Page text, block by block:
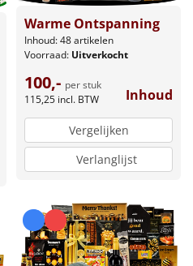
Warme Ontspanning
Inhoud: 48 artikelen
Voorraad: Uitverkocht
100,- per stuk
115,25 incl. BTW Inhoud
Vergelijken
Verlanglijst